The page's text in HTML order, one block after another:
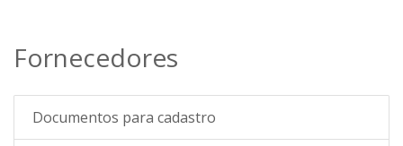
Fornecedores
Documentos para cadastro